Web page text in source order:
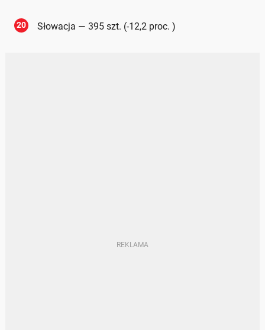
20 Słowacja — 395 szt. (-12,2 proc. )